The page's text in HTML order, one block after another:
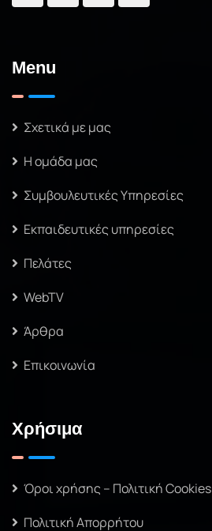
Menu
Σχετικά με μας
Η ομάδα μας
Συμβουλευτικές Υπηρεσίες
Εκπαιδευτικές υπηρεσίες
Πελάτες
WebTV
Άρθρα
Επικοινωνία
Χρήσιμα
Όροι χρήσης – Πολιτική Cookies
Πολιτική Απορρήτου